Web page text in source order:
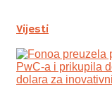
Vijesti